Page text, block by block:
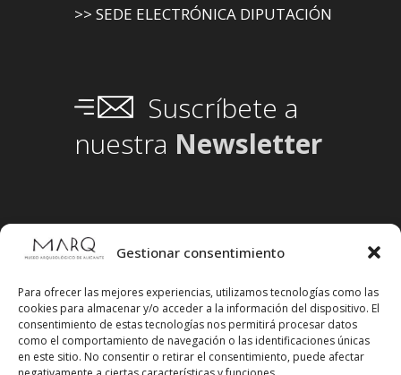
Gestionar consentimiento
Para ofrecer las mejores experiencias, utilizamos tecnologías como las
cookies para almacenar y/o acceder a la información del dispositivo. El
consentimiento de estas tecnologías nos permitirá procesar datos
como el comportamiento de navegación o las identificaciones únicas
en este sitio. No consentir o retirar el consentimiento, puede afectar
>> SEDE ELECTRÓNICA DIPUTACIÓN
Suscríbete a
nuestra Newsletter